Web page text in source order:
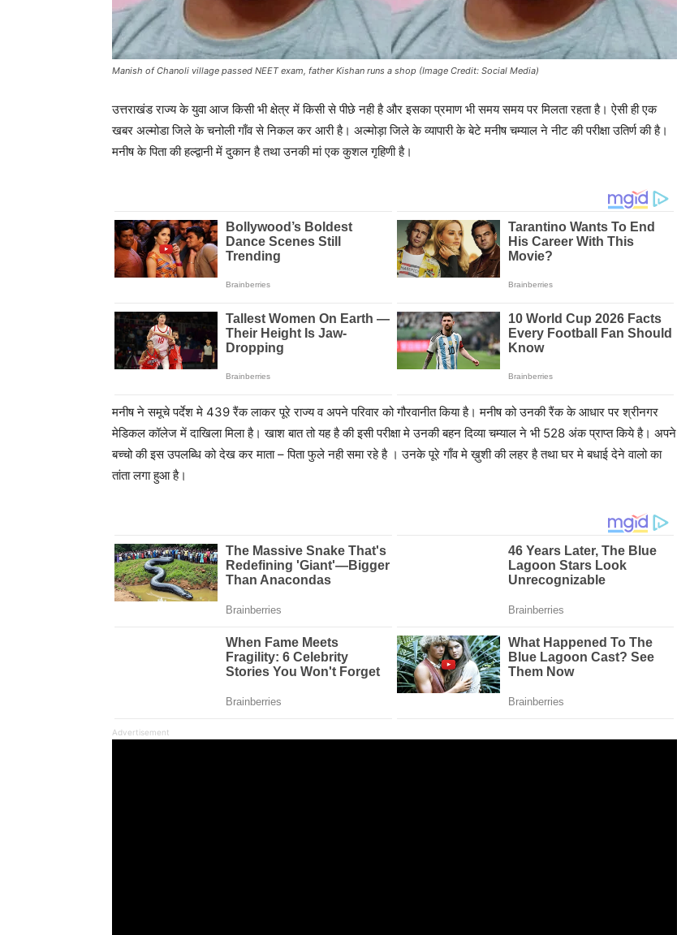
Manish of Chanoli village passed NEET exam, father Kishan runs a shop (Image Credit: Social Media)
उत्तराखंड राज्य के युवा आज किसी भी क्षेत्र में किसी से पीछे नही है और इसका प्रमाण भी समय समय पर मिलता रहता है। ऐसी ही एक
खबर अल्मोडा जिले के चनोली गाँव से निकल कर आरी है। अल्मोड़ा जिले के व्यापारी के बेटे मनीष चम्याल ने नीट की परीक्षा उतिर्ण की है।
मनीष के पिता की हल्द्वानी में दुकान है तथा उनकी मां एक कुशल गृहिणी है।
मनीष ने समूचे पर्देश मे 439 रैंक लाकर पूरे राज्य व अपने परिवार को गौरवानीत किया है। मनीष को उनकी रैंक के आधार पर श्रीनगर
मेडिकल कॉलेज में दाखिला मिला है। खाश बात तो यह है की इसी परीक्षा मे उनकी बहन दिव्या चम्याल ने भी 528 अंक प्राप्त किये है। अपने
बच्चो की इस उपलब्धि को देख कर माता – पिता फुले नही समा रहे है । उनके पूरे गाँव मे ख़ुशी की लहर है तथा घर मे बधाई देने वालो का
तांता लगा हुआ है।
Advertisement